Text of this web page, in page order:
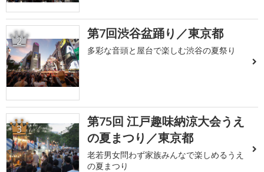
2 第7回渋谷盆踊り／東京都
多彩な音頭と屋台で楽しむ渋谷の夏祭り
3
第75回 江戸趣味納涼大会うえ
の夏まつり／東京都
老若男女問わず家族みんなで楽しめるうえ
の夏まつり